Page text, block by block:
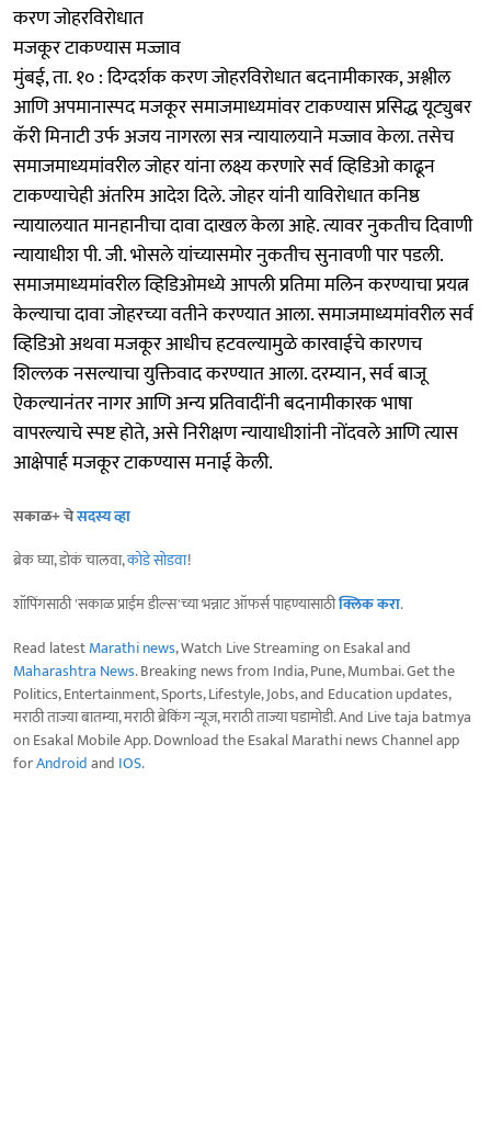
करण जोहरविरोधात
मजकूर टाकण्यास मज्जाव
मुंबई, ता. १० : दिग्दर्शक करण जोहरविरोधात बदनामीकारक, अश्लील
आणि अपमानास्पद मजकूर समाजमाध्यमांवर टाकण्यास प्रसिद्ध यूट्युबर
कॅरी मिनाटी उर्फ अजय नागरला सत्र न्यायालयाने मज्जाव केला. तसेच
समाजमाध्यमांवरील जोहर यांना लक्ष्य करणारे सर्व व्हिडिओ काढून
टाकण्याचेही अंतरिम आदेश दिले. जोहर यांनी याविरोधात कनिष्ठ
न्यायालयात मानहानीचा दावा दाखल केला आहे. त्यावर नुकतीच दिवाणी
न्यायाधीश पी. जी. भोसले यांच्यासमोर नुकतीच सुनावणी पार पडली.
समाजमाध्यमांवरील व्हिडिओमध्ये आपली प्रतिमा मलिन करण्याचा प्रयत्न
केल्याचा दावा जोहरच्या वतीने करण्यात आला. समाजमाध्यमांवरील सर्व
व्हिडिओ अथवा मजकूर आधीच हटवल्यामुळे कारवाईचे कारणच
शिल्लक नसल्याचा युक्तिवाद करण्यात आला. दरम्यान, सर्व बाजू
ऐकल्यानंतर नागर आणि अन्य प्रतिवादींनी बदनामीकारक भाषा
वापरल्याचे स्पष्ट होते, असे निरीक्षण न्यायाधीशांनी नोंदवले आणि त्यास
आक्षेपार्ह मजकूर टाकण्यास मनाई केली.
सकाळ+ चेसदस्य व्हा
ब्रेक घ्या, डोकं चालवा,कोडे सोडवा!
शॉपिंगसाठी 'सकाळ प्राईम डील्स'च्या भन्नाट ऑफर्स पाहण्यासाठीक्लिक करा.
Read latestMarathi news, Watch Live Streaming on Esakal and
Maharashtra News. Breaking news from India, Pune, Mumbai. Get the
Politics, Entertainment, Sports, Lifestyle, Jobs, and Education updates,
मराठी ताज्या बातम्या, मराठी ब्रेकिंग न्यूज, मराठी ताज्या घडामोडी. And Live taja batmya
on Esakal Mobile App. Download the Esakal Marathi news Channel app
forAndroidand IOS.